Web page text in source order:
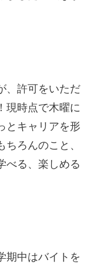
、許可をいただ
現時点で木曜に
とキャリアを形
ろんのこと、
べる、楽しめる
期中はバイトを